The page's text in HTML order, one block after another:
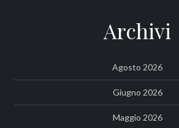
Archivi
Agosto 2026
Giugno 2026
Maggio 2026